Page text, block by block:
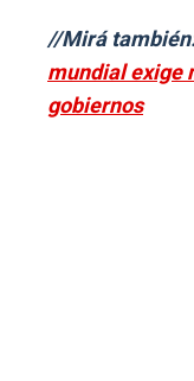
//Mirá
mundial exige
gobiernos